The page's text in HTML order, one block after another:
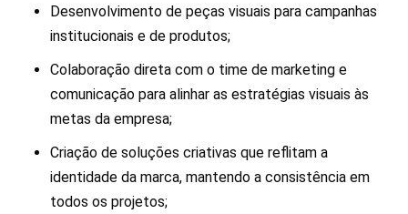
Desenvolvimento de peças visuais para campanhas
institucionais e de produtos;
Colaboração direta com o time de marketing e
comunicação para alinhar as estratégias visuais às
metas da empresa;
Criação de soluções criativas que reflitam a
identidade da marca, mantendo a consistência em
todos os projetos;